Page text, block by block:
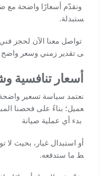
ونقدّم أسعارًا واضحة مع
ستبدلة.
تواصل معنا الآن لحجز
ى تقدير زمني وسعر واضح
أسعار تنافسية
نعتمد سياسة تسعير
عميل؛ بناءً على فحصنا
بدء أي عملية صيانة
أو استبدال غيار، بحيث
ط ما ستدفعه.